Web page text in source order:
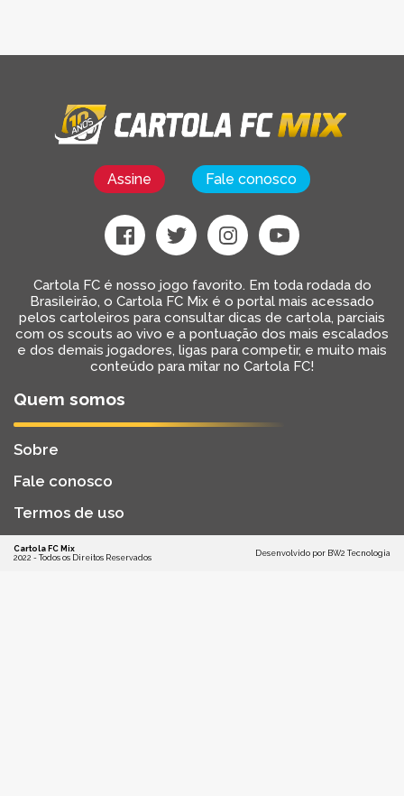
Assine Fale conosco
Cartola FC é nosso jogo favorito. Em toda rodada do
Brasileirão, o Cartola FC Mix é o portal mais acessado
pelos cartoleiros para consultar dicas de cartola, parciais
com os scouts ao vivo e a pontuação dos mais escalados
e dos demais jogadores, ligas para competir, e muito mais
conteúdo para mitar no Cartola FC!
Quem somos
Sobre
Fale conosco
Termos de uso
Cartola FC Mix
2022 - Todos os Direitos Reservados
Desenvolvido por BW2 Tecnologia